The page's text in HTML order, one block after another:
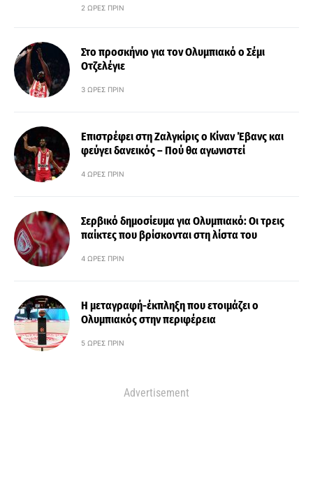
2 ΏΡΕΣ ΠΡΙΝ
Στο προσκήνιο για τον Ολυμπιακό ο Σέμι
Οτζελέγιε
3 ΏΡΕΣ ΠΡΙΝ
Επιστρέφει στη Ζαλγκίρις ο Κίναν Έβανς και
φεύγει δανεικός – Πού θα αγωνιστεί
4 ΏΡΕΣ ΠΡΙΝ
Σερβικό δημοσίευμα για Ολυμπιακό: Οι τρεις
παίκτες που βρίσκονται στη λίστα του
4 ΏΡΕΣ ΠΡΙΝ
Η μεταγραφή-έκπληξη που ετοιμάζει ο
Ολυμπιακός στην περιφέρεια
5 ΏΡΕΣ ΠΡΙΝ
Advertisement